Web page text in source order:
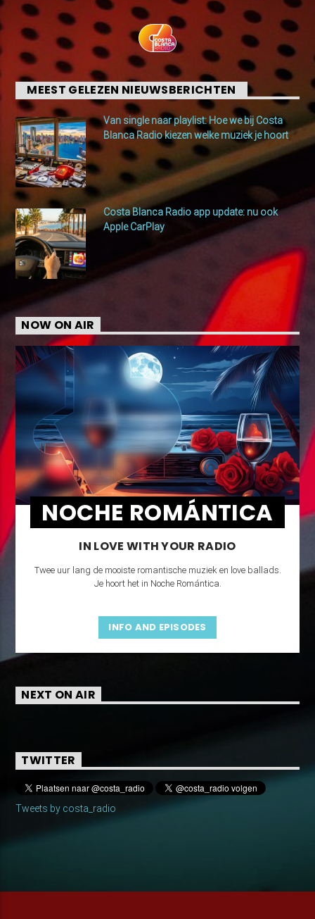
MEEST GELEZEN NIEUWSBERICHTEN
Van single naar playlist: Hoe we bij Costa
Blanca Radio kiezen welke muziek je hoort
Costa Blanca Radio app update: nu ook
Apple CarPlay
NOW ON AIR
NOCHE ROMÁNTICA
IN LOVE WITH YOUR RADIO
Twee uur lang de mooiste romantische muziek en love ballads.
Je hoort het in Noche Romántica.
INFO AND EPISODES
NEXT ON AIR
TWITTER
Tweets by costa_radio